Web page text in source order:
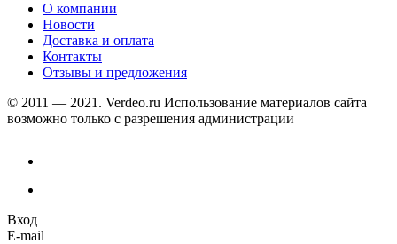
О компании
Новости
Доставка и оплата
Контакты
Отзывы и предложения
© 2011 — 2021. Verdeo.ru Использование материалов сайта
возможно только с разрешения администрации
Вход
E-mail